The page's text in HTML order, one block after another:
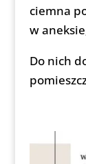
ciemna
w
Do nich